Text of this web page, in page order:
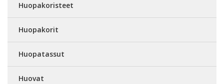
Huopakoristeet
Huopakorit
Huopatassut
Huovat